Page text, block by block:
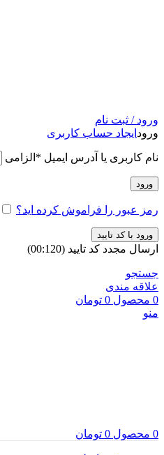
ورود / ثبت نام
ورود ایجاد حساب کاربری
نام کاربری یا آدرس ایمیل * الزامی
ورود
رمز عبور را فراموش کرده اید؟
ورود با کد تایید
ارسال مجدد کد تایید (00:
120
)
جستجو
علاقه مندی
0 محصول 0 تومان
منو
0 محصول 0 تومان